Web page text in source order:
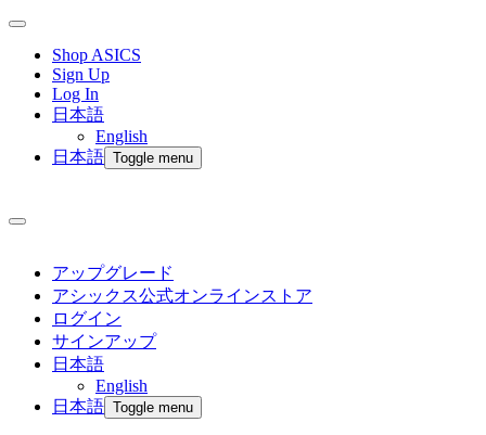
Shop ASICS
Sign Up
Log In
日本語
English
日本語 Toggle menu
アップグレード
アシックス公式オンラインストア
ログイン
サインアップ
日本語
English
日本語 Toggle menu